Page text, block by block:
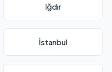
Iğdır
İstanbul